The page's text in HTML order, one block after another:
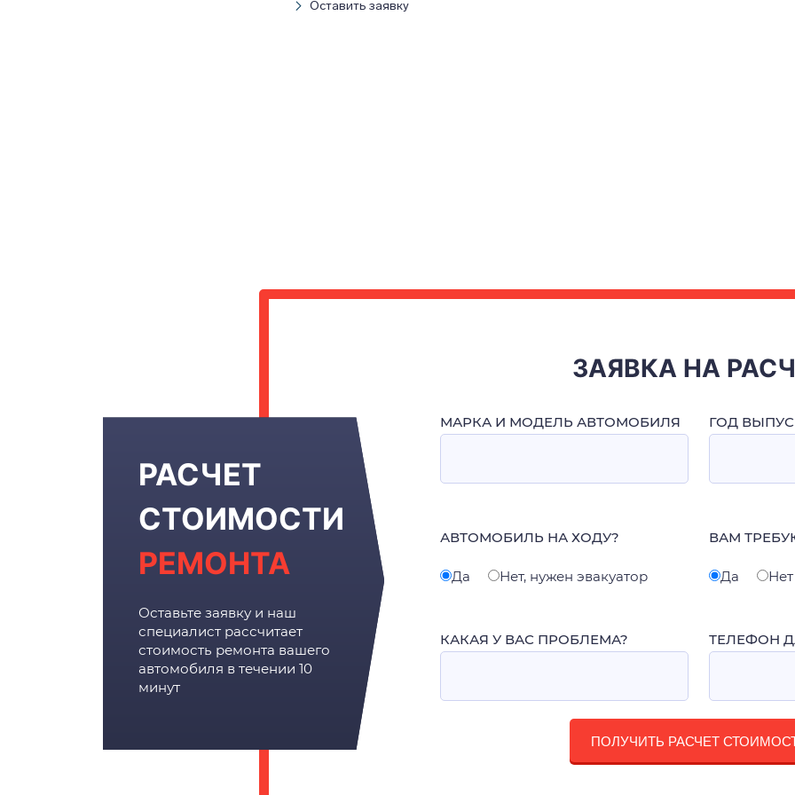
Оставить заявку
РАСЧЕТ
СТОИМОСТИ
РЕМОНТА
Оставьте заявку и наш
специалист рассчитает
стоимость ремонта вашего
автомобиля в течении 10
минут
ЗАЯВКА НА
МАРКА И МОДЕЛЬ АВТОМОБИЛЯ ГОД
АВТОМОБИЛЬ НА ХОДУ?
Да Нет, нужен эвакуатор
ВАМ
Да Нет
КАКАЯ У ВАС ПРОБЛЕМА? ТЕЛЕФОН
ПОЛУЧИТЬ РАСЧЕТ